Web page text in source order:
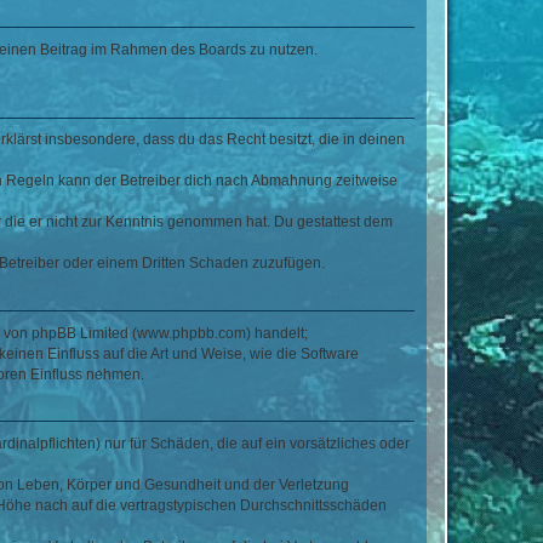
Beitrag im Rahmen des Boards zu nutzen.
insbesondere, dass du das Recht besitzt, die in deinen
kann der Betreiber dich nach Abmahnung zeitweise
er nicht zur Kenntnis genommen hat. Du gestattest dem
oder einem Dritten Schaden zuzufügen.
phpBB Limited (www.phpbb.com) handelt;
Einfluss auf die Art und Weise, wie die Software
Einfluss nehmen.
nur für Schäden, die auf ein vorsätzliches oder
Leben, Körper und Gesundheit und der Verletzung
nach auf die vertragstypischen Durchschnittsschäden